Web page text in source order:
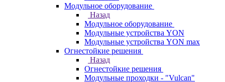
Модульное оборудование
Назад
Модульное оборудование
Модульные устройства YON
Модульные устройства YON max
Огнестойкие решения
Назад
Огнестойкие решения
Модульные проходки - "Vulcan"